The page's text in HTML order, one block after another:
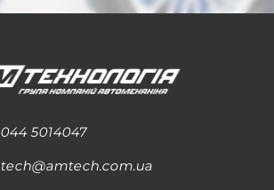
044 5014047
tech@amtech.com.ua